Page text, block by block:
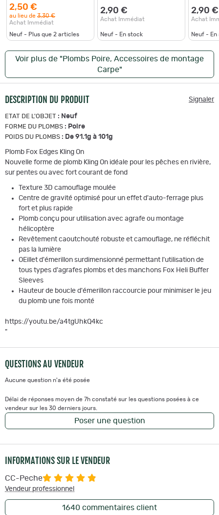
2,50 €
au lieu de 3,30 €
Achat Immédiat
Neuf - Plus que 2 articles
2,90 €
Achat Immédiat
Neuf - En stock
2,90 €
Achat
Neuf - En
Voir plus de "Plombs Poire, Accessoires de montage
Carpe"
DESCRIPTION DU PRODUIT Signaler
ETAT DE L'OBJET : Neuf
FORME DU PLOMBS : Poire
POIDS DU PLOMBS : De 91.1g à 101g
Plomb Fox Edges Kling On
Nouvelle forme de plomb Kling On idéale pour les pêches en rivière,
sur pentes ou avec fort courant de fond
Texture 3D camouflage moulée
Centre de gravité optimisé pour un effet d'auto-ferrage plus
fort et plus rapide
Plomb conçu pour utilisation avec agrafe ou montage
hélicoptère
Revêtement caoutchouté robuste et camouflage, ne réfléchit
pas la lumière
OEillet d'émerillon surdimensionné permettant l'utilisation de
tous types d'agrafes plombs et des manchons Fox Heli Buffer
Sleeves
Hauteur de boucle d'émerillon raccourcie pour minimiser le jeu
du plomb une fois monté
https://youtu.be/a4tgUhkQ4kc
"
QUESTIONS AU VENDEUR
Aucune question n'a été posée
Délai de réponses moyen de 7h constaté sur les questions posées à ce
vendeur sur les 30 derniers jours.
Poser une question
INFORMATIONS SUR LE VENDEUR
CC-Peche
Vendeur professionnel
1640 commentaires client